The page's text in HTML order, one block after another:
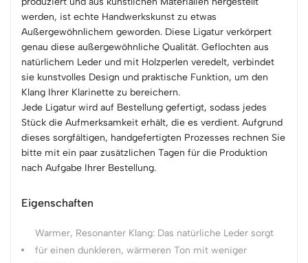
werden, ist echte Handwerkskunst zu etwas
Außergewöhnlichem geworden. Diese Ligatur verkörpert
genau diese außergewöhnliche Qualität. Geflochten aus
natürlichem Leder und mit Holzperlen veredelt, verbindet
sie kunstvolles Design und praktische Funktion, um den
Klang Ihrer Klarinette zu bereichern.
Jede Ligatur wird auf Bestellung gefertigt, sodass jedes
Stück die Aufmerksamkeit erhält, die es verdient. Aufgrund
dieses sorgfältigen, handgefertigten Prozesses rechnen Sie
bitte mit ein paar zusätzlichen Tagen für die Produktion
nach Aufgabe Ihrer Bestellung.
Eigenschaften
Warmer, Resonanter Klang: Das natürliche Leder sorgt
für einen dunkleren, wärmeren Ton mit weniger